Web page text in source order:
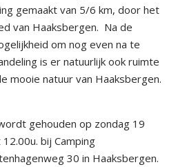
gemaakt van 5/6 km, door het
van Haaksbergen. Na de
om nog even na te
is er natuurlijk ook ruimte
mooie natuur van Haaksbergen.
gehouden op zondag 19
bij Camping
30 in Haaksbergen.